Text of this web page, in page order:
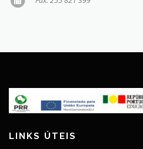
LINKS ÚTEIS